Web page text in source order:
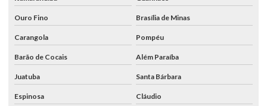
Ouro Fino Brasília de Minas
Carangola Pompéu
Barão de Cocais Além Paraíba
Juatuba Santa Bárbara
Espinosa Cláudio